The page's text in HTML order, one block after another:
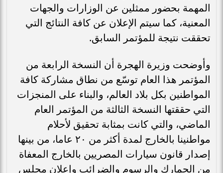
المهمة بحضور ممثلين عن الوزارات والجهات
المعنية، كما سيتم الإعلان عن كافة النتائج التي
تحققت نتيجة للمؤتمر السابق.
وأوضحت وزيرة الهجرة أن النسخة الرابعة من
المؤتمر هذا العام توسّع من نطاق مشاركة كافة
المواطنين بكل بلاد العالم، والبناء على المنجزات
التي حققتها النسخة الثالثة من المؤتمر العام
الماضي، والتي كانت بمثابة تحقيق لأحلام
مواطنينا بالخارج لمدة أكثر من ٢٠ عاما، من بينها
إصدار قانون سيارات المصريين بالخارج المعفاة
من الجمارك والرسوم والضرائب وإعلان مجلس